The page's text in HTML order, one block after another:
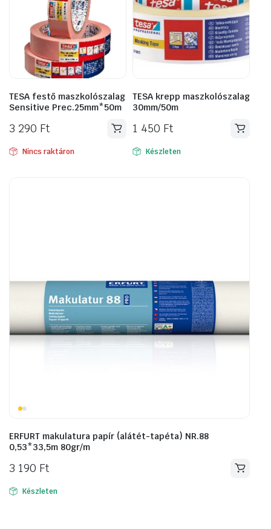
TESA festő maszkolószalag
Sensitive Prec.25mm*50m
3 290 Ft
Nincs raktáron
TESA krepp maszkolószalag
30mm/50m
1 450 Ft
Készleten
ERFURT makulatura papír (alátét-tapéta) NR.88
0,53*33,5m 80gr/m
3 190 Ft
Készleten